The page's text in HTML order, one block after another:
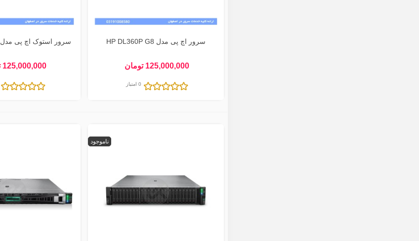
سرور اچ پی مدل HP DL360P G8
125,000,000 تومان
0 امتیاز
سرور استوک اچ پی مدل HP DL360 G8
125,000,000 تومان
ناموجود